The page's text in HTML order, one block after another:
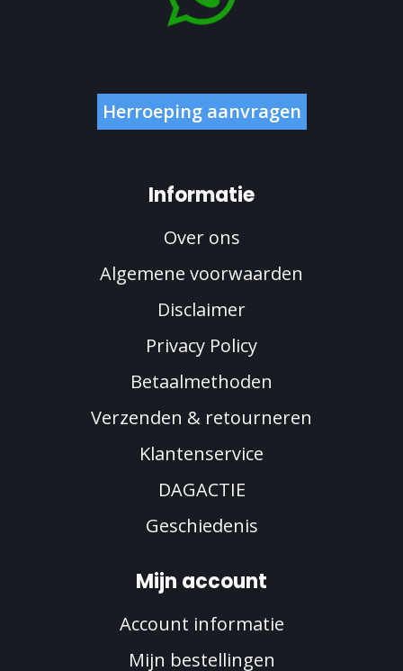
Herroeping aanvragen
Informatie
Over ons
Algemene voorwaarden
Disclaimer
Privacy Policy
Betaalmethoden
Verzenden & retourneren
Klantenservice
DAGACTIE
Geschiedenis
Mijn account
Account informatie
Mijn bestellingen